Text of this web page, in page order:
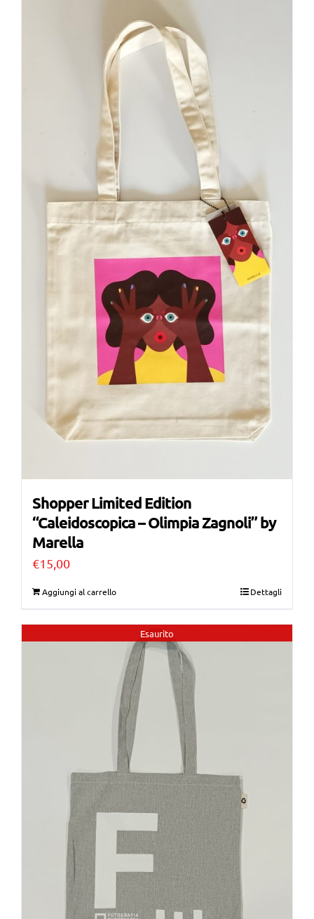
Shopper Limited Edition
“Caleidoscopica – Olimpia Zagnoli” by
Marella
€15,00
Aggiungi al carrello Dettagli
Esaurito